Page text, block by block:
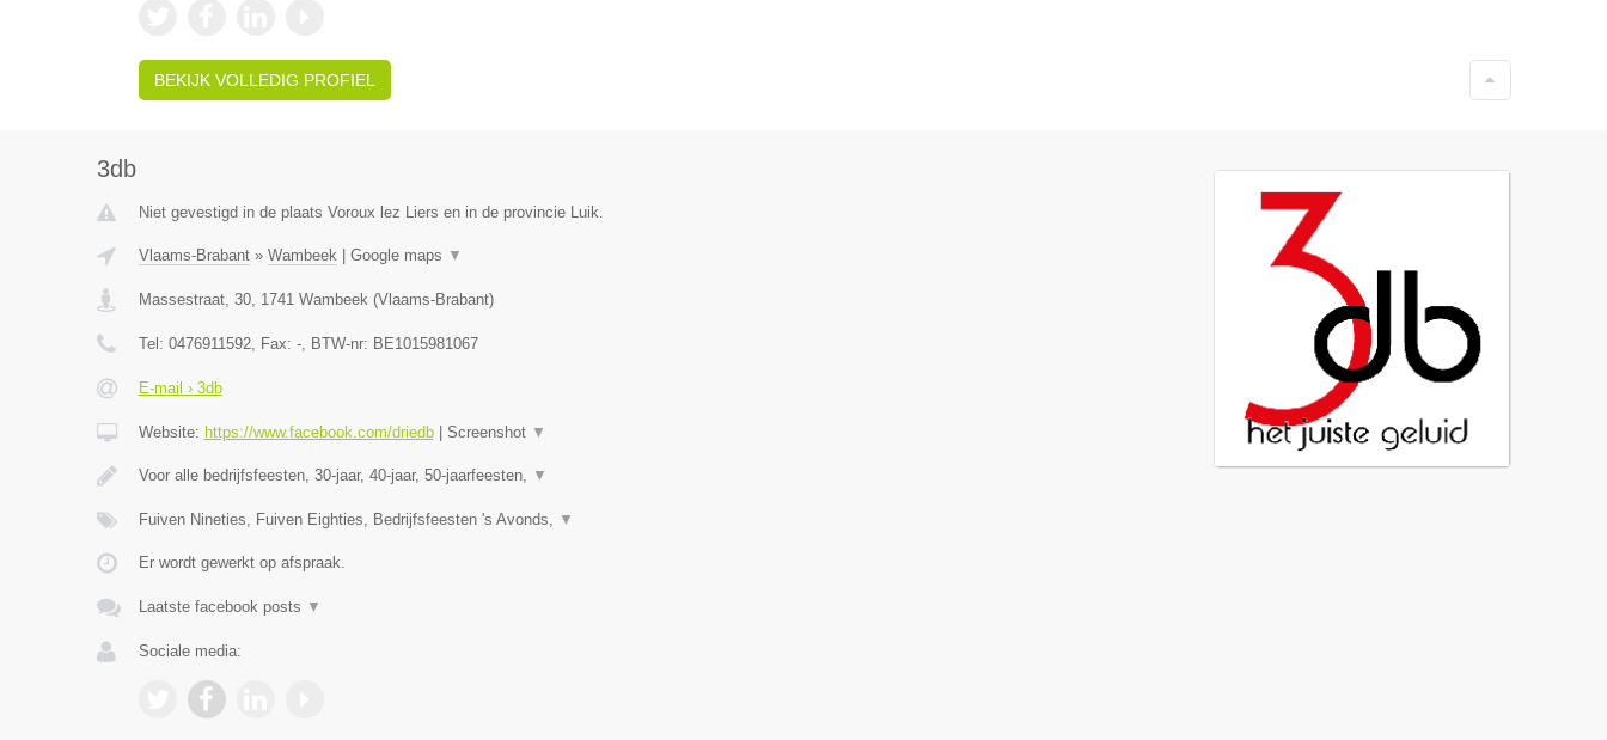
BEKIJK VOLLEDIG PROFIEL
3db
Niet gevestigd in de plaats Voroux lez Liers en in de provincie Luik.
Vlaams-Brabant» Wambeek| Google maps ▼
Massestraat, 30, 1741 Wambeek(Vlaams-Brabant)
Tel: 0476911592, Fax: -, BTW-nr: BE1015981067
E-mail › 3db
Website: https://www.facebook.com/driedb| Screenshot ▼
Voor alle bedrijfsfeesten, 30-jaar, 40-jaar, 50-jaarfeesten, ▼
Fuiven Nineties, Fuiven Eighties, Bedrijfsfeesten 's Avonds, ▼
Er wordt gewerkt op afspraak.
Laatste facebook posts ▼
Sociale media: